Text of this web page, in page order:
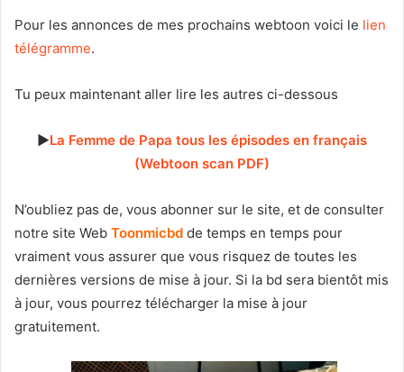
Pour les annonces de mes prochains webtoon voici le lien
télégramme.
Tu peux maintenant aller lire les autres ci-dessous
►La Femme de Papa tous les épisodes en français
(Webtoon scan PDF)
N’oubliez pas de, vous abonner sur le site, et de consulter
notre site Web Toonmicbd de temps en temps pour
vraiment vous assurer que vous risquez de toutes les
dernières versions de mise à jour. Si la bd sera bientôt mis
à jour, vous pourrez télécharger la mise à jour
gratuitement.